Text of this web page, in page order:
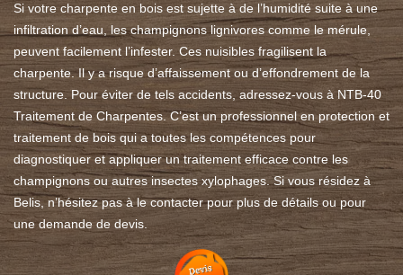
Si votre charpente en bois est sujette à de l’humidité suite à une
infiltration d’eau, les champignons lignivores comme le mérule,
peuvent facilement l’infester. Ces nuisibles fragilisent la
charpente. Il y a risque d’affaissement ou d’effondrement de la
structure. Pour éviter de tels accidents, adressez-vous à NTB-40
Traitement de Charpentes. C’est un professionnel en protection et
traitement de bois qui a toutes les compétences pour
diagnostiquer et appliquer un traitement efficace contre les
champignons ou autres insectes xylophages. Si vous résidez à
Belis, n’hésitez pas à le contacter pour plus de détails ou pour
une demande de devis.